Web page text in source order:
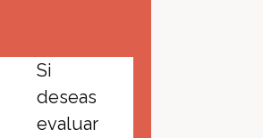
Si
deseas
evaluar